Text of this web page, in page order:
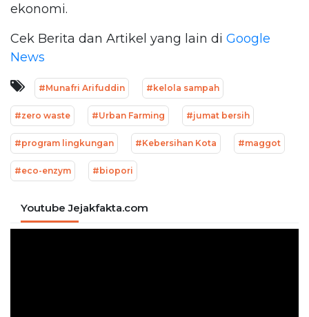
ekonomi.
Cek Berita dan Artikel yang lain di Google
News
#Munafri Arifuddin #kelola sampah
#zero waste #Urban Farming #jumat bersih
#program lingkungan #Kebersihan Kota #maggot
#eco-enzym #biopori
Youtube Jejakfakta.com